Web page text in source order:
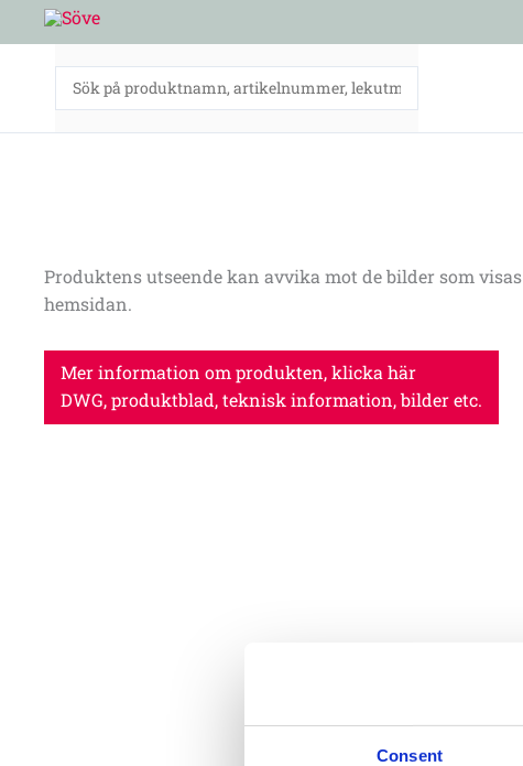
Consent
Hoppa
till
innehåll
Produktens utseende kan avvika mot de bilder som
hemsidan.
Mer information om produkten, klicka här
DWG, produktblad, teknisk information, bilder etc.